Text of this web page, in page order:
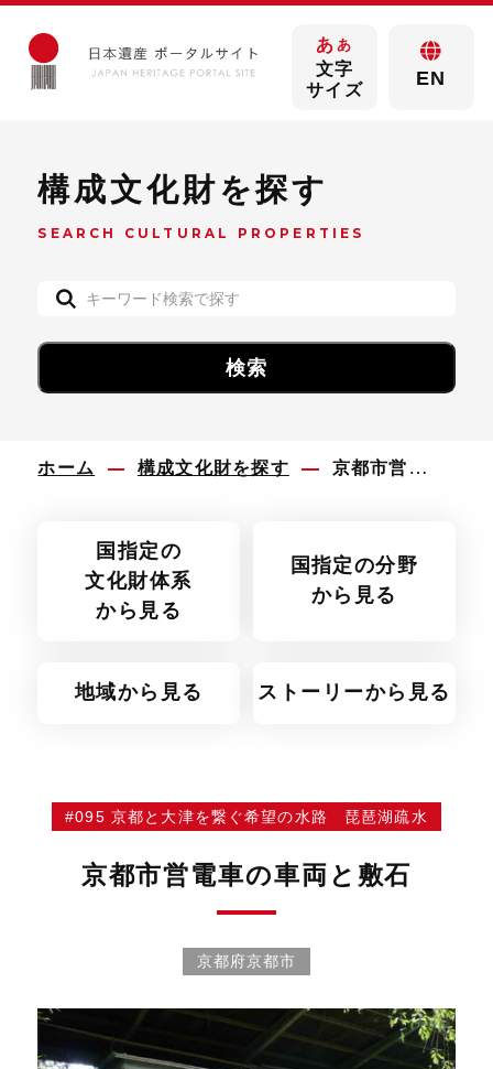
あ あ
文字
サイズ
EN
構成文化財を探す
SEARCH CULTURAL PROPERTIES
ホーム 構成文化財を探す 京都市営電車の車両と敷石
国指定の
文化財体系
から見る
国指定の分野
から見る
地域から見る ストーリーから見る
#095 京都と大津を繋ぐ希望の水路 琵琶湖疏水
京都市営電車の車両と敷石
京都府京都市